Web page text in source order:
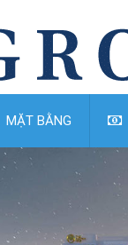
MẶT BẰNG